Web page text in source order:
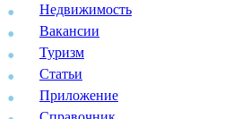
Недвижимость
Вакансии
Туризм
Статьи
Приложение